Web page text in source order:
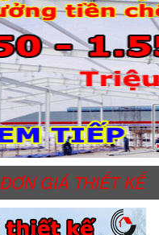
ĐƠN GIÁ THIẾT KẾ